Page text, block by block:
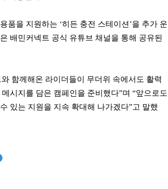
품을 지원하는 ‘히든 충전 스테이션’을 추가 운
배민커넥트 공식 유튜브 채널을 통해 공유된
함께해온 라이더들이 무더위 속에서도 활력
시지를 담은 캠페인을 준비했다”며 “앞으로도
있는 지원을 지속 확대해 나가겠다”고 말했